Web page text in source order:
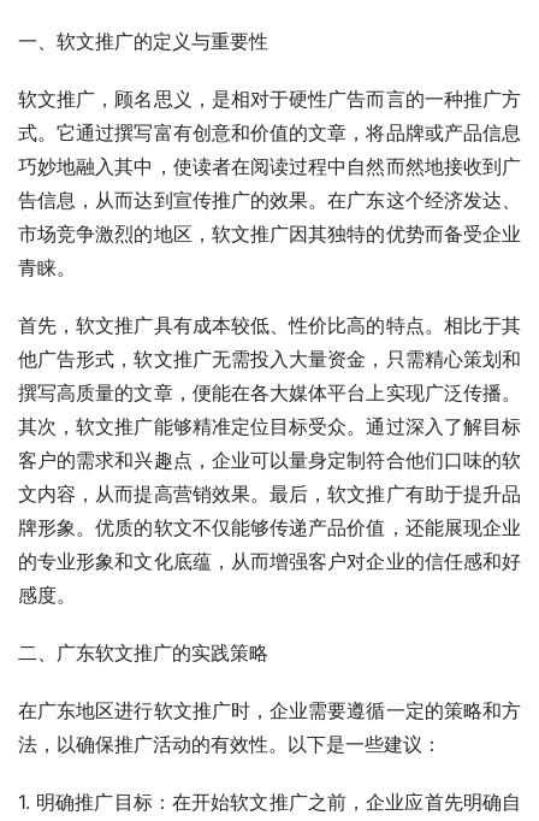
一、软文推广的定义与重要性
软文推广，顾名思义，是相对于硬性广告而言的一种推广方
式。它通过撰写富有创意和价值的文章，将品牌或产品信息
巧妙地融入其中，使读者在阅读过程中自然而然地接收到广
告信息，从而达到宣传推广的效果。在广东这个经济发达、
市场竞争激烈的地区，软文推广因其独特的优势而备受企业
青睐。
首先，软文推广具有成本较低、性价比高的特点。相比于其
他广告形式，软文推广无需投入大量资金，只需精心策划和
撰写高质量的文章，便能在各大媒体平台上实现广泛传播。
其次，软文推广能够精准定位目标受众。通过深入了解目标
客户的需求和兴趣点，企业可以量身定制符合他们口味的软
文内容，从而提高营销效果。最后，软文推广有助于提升品
牌形象。优质的软文不仅能够传递产品价值，还能展现企业
的专业形象和文化底蕴，从而增强客户对企业的信任感和好
感度。
二、广东软文推广的实践策略
在广东地区进行软文推广时，企业需要遵循一定的策略和方
法，以确保推广活动的有效性。以下是一些建议：
1. 明确推广目标：在开始软文推广之前，企业应首先明确自